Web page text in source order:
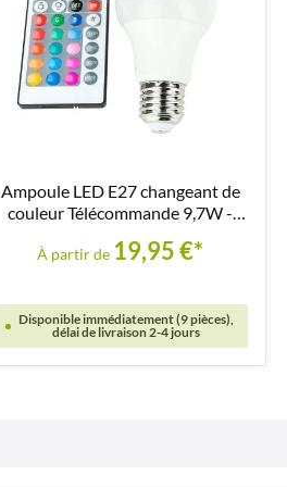
Ampoule LED E27 changeant de
couleur Télécommande 9,7W -
À partir de 19,95 €*
Disponible immédiatement (9 pièces),
délai de livraison 2-4 jours